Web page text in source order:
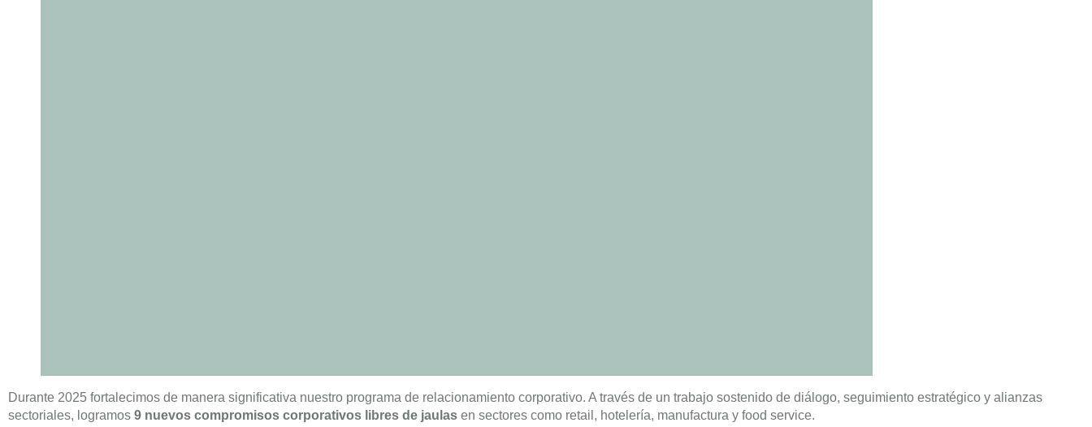
Durante 2025 fortalecimos de manera significativa nuestro programa de relacionamiento corporativo. A través de un trabajo sostenido de diálogo, seguimiento estratégico y alianzas
sectoriales, logramos 9 nuevos compromisos corporativos libres de jaulas en sectores como retail, hotelería, manufactura y food service.